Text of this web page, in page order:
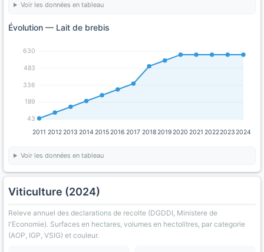
Voir les données en tableau
Évolution — Lait de brebis
43
189
336
483
630
2011 20122013 2014 20152016 2017 201820192020 2021 202220232024
Voir les données en tableau
Viticulture (2024)
Releve annuel des declarations de recolte (DGDDI, Ministere de
l'Economie). Surfaces en hectares, volumes en hectolitres, par categorie
(AOP, IGP, VSIG) et couleur.